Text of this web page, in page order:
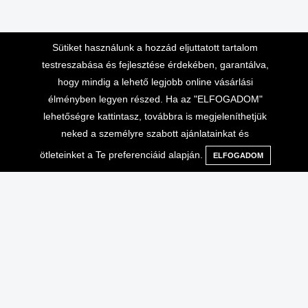
Menü Kategóriák Keresés
Lépj velünk kapcsolatba
Telefonos ügyfélszolgálat 10-
16 óráig
+36-70-666-2000
Vásárlási információk
Adatvédelem
Általános Szerződési
Feltételek
Sütiket használunk a hozzád eljuttatott tartalom
testreszabása és fejlesztése érdekében, garantálva,
hogy mindig a lehető legjobb online vásárlási
élményben legyen részed. Ha az "ELFOGADOM"
lehetőségre kattintasz, továbbra is megjeleníthetjük
neked a személyre szabott ajánlatainkat és
ötleteinket a Te preferenciáid alapján.
ELFOGADOM